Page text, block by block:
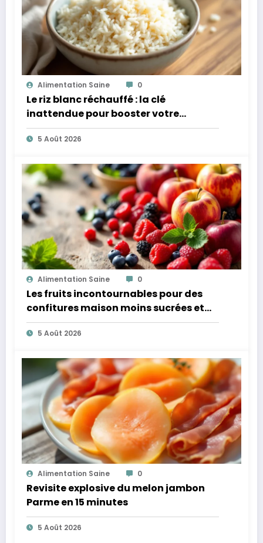
Alimentation Saine 0
Le riz blanc réchauffé : la clé
inattendue pour booster votre
microbiote
5 Août 2026
Alimentation Saine 0
Les fruits incontournables pour des
confitures maison moins sucrées et
plus légères
5 Août 2026
Alimentation Saine 0
Revisite explosive du melon jambon
Parme en 15 minutes
5 Août 2026